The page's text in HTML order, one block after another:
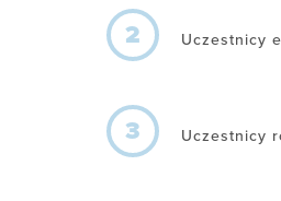
2 Uczestnicy
3 Uczestnicy